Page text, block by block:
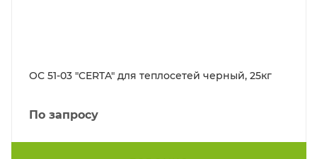
ОС 51-03 "CERTA" для теплосетей черный, 25кг
По запросу